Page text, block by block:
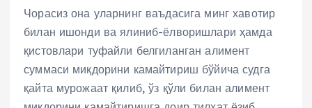
Чорасиз она уларнинг ваъдасига минг хавотир
билан ишонди ва ялиниб-ёлворишлари ҳамда
қистовлари туфайли белгиланган алимент
суммаси миқдорини камайтириш бўйича судга
қайта мурожаат қилиб, ўз қўли билан алимент